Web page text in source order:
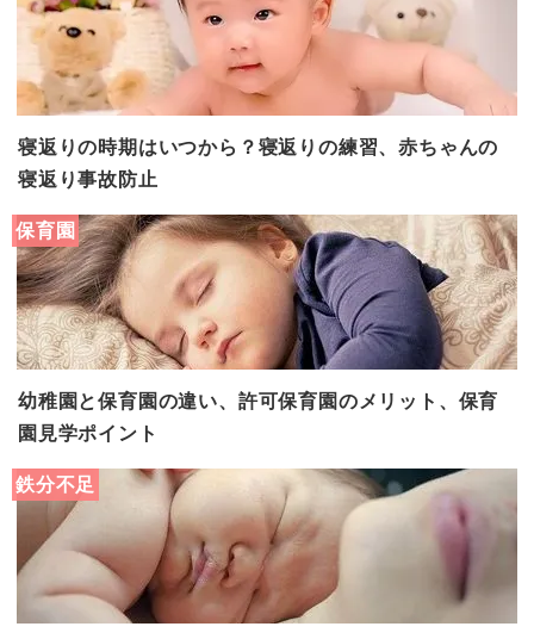
寝返りの時期はいつから？寝返りの練習、赤ちゃんの
寝返り事故防止
保育園
幼稚園と保育園の違い、許可保育園のメリット、保育
園見学ポイント
鉄分不足